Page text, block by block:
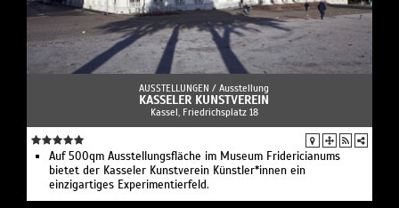
AUSSTELLUNGEN / Ausstellung
KASSELER KUNSTVEREIN
Kassel, Friedrichsplatz 18
Auf 500qm Ausstellungsfläche im Museum Fridericianums
bietet der Kasseler Kunstverein Künstler*innen ein
einzigartiges Experimentierfeld.